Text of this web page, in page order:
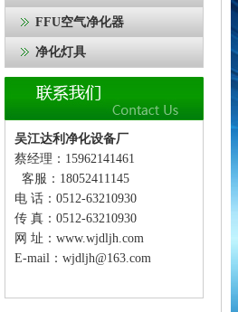
FFU空气净化器
净化灯具
吴江达利净化设备厂
蔡经理：15962141461
客服：18052411145
电 话：0512-63210930
传 真：0512-63210930
网 址： www.wjdljh.com
E-mail：wjdljh@163.com